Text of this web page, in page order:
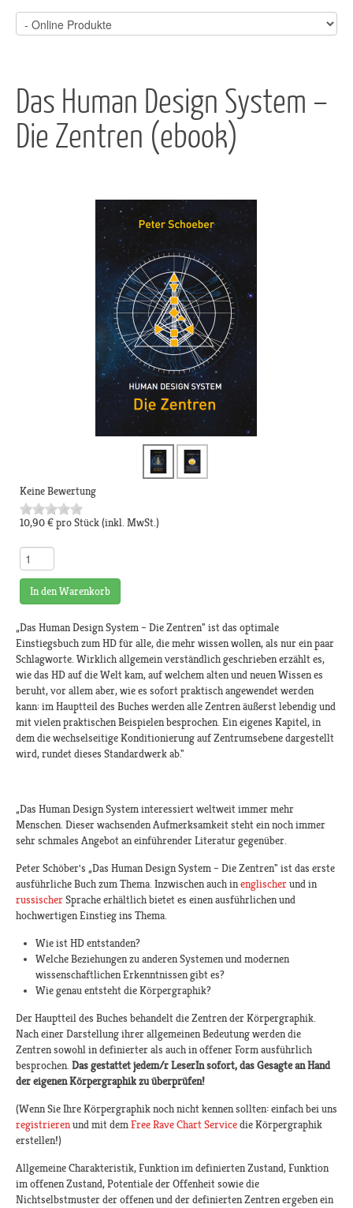
Das Human Design System –
Die Zentren (ebook)
Keine Bewertung
10,90 €pro Stück(inkl. MwSt.)
In den Warenkorb
„Das Human Design System – Die Zentren" ist das optimale
Einstiegsbuch zum HD für alle, die mehr wissen wollen, als nur ein paar
Schlagworte. Wirklich allgemein verständlich geschrieben erzählt es,
wie das HD auf die Welt kam, auf welchem alten und neuen Wissen es
beruht, vor allem aber, wie es sofort praktisch angewendet werden
kann: im Hauptteil des Buches werden alle Zentren äußerst lebendig und
mit vielen praktischen Beispielen besprochen. Ein eigenes Kapitel, in
dem die wechselseitige Konditionierung auf Zentrumsebene dargestellt
wird, rundet dieses Standardwerk ab."
„Das Human Design System interessiert weltweit immer mehr
Menschen. Dieser wachsenden Aufmerksamkeit steht ein noch immer
sehr schmales Angebot an einführender Literatur gegenüber.
Peter Schöber's „Das Human Design System – Die Zentren" ist das erste
ausführliche Buch zum Thema. Inzwischen auch inenglischerund in
russischerSprache erhältlich bietet es einen ausführlichen und
hochwertigen Einstieg ins Thema.
Wie ist HD entstanden?
Welche Beziehungen zu anderen Systemen und modernen
wissenschaftlichen Erkenntnissen gibt es?
Wie genau entsteht die Körpergraphik?
Der Hauptteil des Buches behandelt die Zentren der Körpergraphik.
Nach einer Darstellung ihrer allgemeinen Bedeutung werden die
Zentren sowohl in definierter als auch in offener Form ausführlich
besprochen. Das gestattet jedem/r LeserIn sofort, das Gesagte an Hand
der eigenen Körpergraphik zu überprüfen!
(Wenn Sie Ihre Körpergraphik noch nicht kennen sollten: einfach bei uns
registrierenund mit demFree Rave Chart Servicedie Körpergraphik
erstellen!)
Allgemeine Charakteristik, Funktion im definierten Zustand, Funktion
im offenen Zustand, Potentiale der Offenheit sowie die
Nichtselbstmuster der offenen und der definierten Zentren ergeben ein